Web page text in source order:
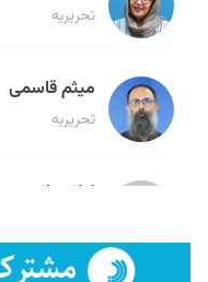
تحریریه
میثم قاسمی
تحریریه
لیلا حنارود